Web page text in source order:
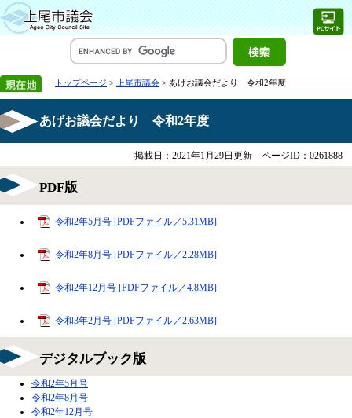
トップページ > 上尾市議会 > あげお議会だより 令和2年度
あげお議会だより 令和2年度
掲載日：2021年1月29日更新 ページID：0261888
PDF版
令和2年5月号 [PDFファイル／5.31MB]
令和2年8月号 [PDFファイル／2.28MB]
令和2年12月号 [PDFファイル／4.8MB]
令和3年2月号 [PDFファイル／2.63MB]
デジタルブック版
令和2年5月号
令和2年8月号
令和2年12月号